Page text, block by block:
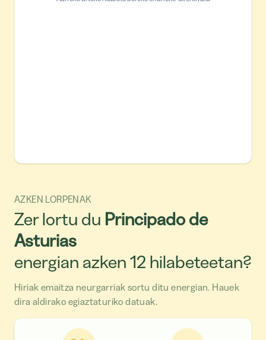
AZKEN LORPENAK
Zer lortu du Principado de
Asturias
energian azken 12 hilabeteetan?
Hiriak emaitza neurgarriak sortu ditu energian. Hauek
dira aldirako egiaztaturiko datuak.